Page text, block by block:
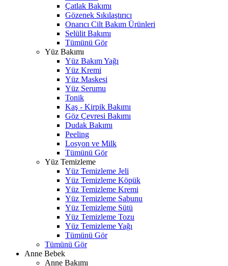
Çatlak Bakımı
Gözenek Sıkılaştırıcı
Onarıcı Cilt Bakım Ürünleri
Selülit Bakımı
Tümünü Gör
Yüz Bakımı
Yüz Bakım Yağı
Yüz Kremi
Yüz Maskesi
Yüz Serumu
Tonik
Kaş - Kirpik Bakımı
Göz Çevresi Bakımı
Dudak Bakımı
Peeling
Losyon ve Milk
Tümünü Gör
Yüz Temizleme
Yüz Temizleme Jeli
Yüz Temizleme Köpük
Yüz Temizleme Kremi
Yüz Temizleme Sabunu
Yüz Temizleme Sütü
Yüz Temizleme Tozu
Yüz Temizleme Yağı
Tümünü Gör
Tümünü Gör
Anne Bebek
Anne Bakımı